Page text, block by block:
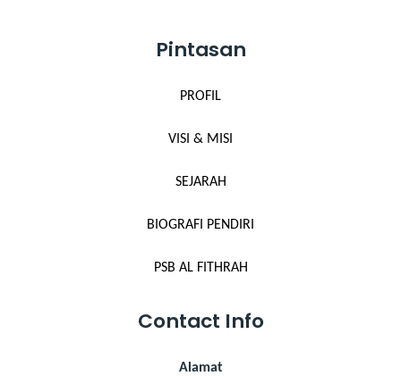
Pintasan
PROFIL
VISI & MISI
SEJARAH
BIOGRAFI PENDIRI
PSB AL FITHRAH
Contact Info
Alamat